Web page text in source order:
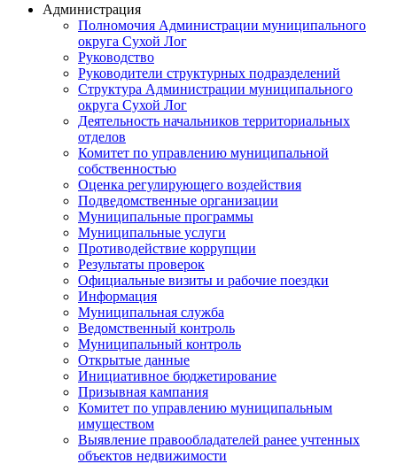
Администрация
Полномочия Администрации муниципального
округа Сухой Лог
Руководство
Руководители структурных подразделений
Структура Администрации муниципального
округа Сухой Лог
Деятельность начальников территориальных
отделов
Комитет по управлению муниципальной
собственностью
Оценка регулирующего воздействия
Подведомственные организации
Муниципальные программы
Муниципальные услуги
Противодействие коррупции
Результаты проверок
Официальные визиты и рабочие поездки
Информация
Муниципальная служба
Ведомственный контроль
Муниципальный контроль
Открытые данные
Инициативное бюджетирование
Призывная кампания
Комитет по управлению муниципальным
имуществом
Выявление правообладателей ранее учтенных
объектов недвижимости